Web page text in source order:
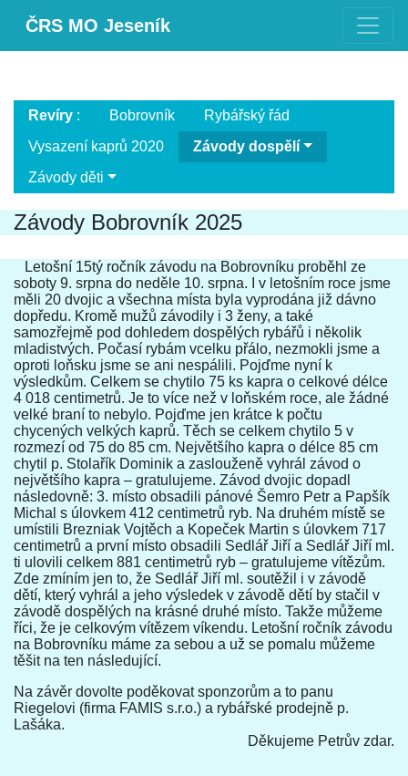
ČRS MO Jeseník
Revíry : Bobrovník
Rybářský řád
Vysazení kaprů 2020
Závody dospělí
Závody děti
Závody Bobrovník 2025
Letošní 15tý ročník závodu na Bobrovníku proběhl ze
soboty 9. srpna do neděle 10. srpna. I v letošním roce jsme
měli 20 dvojic a všechna místa byla vyprodána již dávno
dopředu. Kromě mužů závodily i 3 ženy, a také
samozřejmě pod dohledem dospělých rybářů i několik
mladistvých. Počasí rybám vcelku přálo, nezmokli jsme a
oproti loňsku jsme se ani nespálili. Pojďme nyní k
výsledkům. Celkem se chytilo 75 ks kapra o celkové délce
4 018 centimetrů. Je to více než v loňském roce, ale žádné
velké braní to nebylo. Pojďme jen krátce k počtu
chycených velkých kaprů. Těch se celkem chytilo 5 v
rozmezí od 75 do 85 cm. Největšího kapra o délce 85 cm
chytil p. Stolařík Dominik a zaslouženě vyhrál závod o
největšího kapra – gratulujeme. Závod dvojic dopadl
následovně: 3. místo obsadili pánové Šemro Petr a Papšík
Michal s úlovkem 412 centimetrů ryb. Na druhém místě se
umístili Brezniak Vojtěch a Kopeček Martin s úlovkem 717
centimetrů a první místo obsadili Sedlář Jiří a Sedlář Jiří ml.
ti ulovili celkem 881 centimetrů ryb – gratulujeme vítězům.
Zde zmíním jen to, že Sedlář Jiří ml. soutěžil i v závodě
dětí, který vyhrál a jeho výsledek v závodě dětí by stačil v
závodě dospělých na krásné druhé místo. Takže můžeme
říci, že je celkovým vítězem víkendu. Letošní ročník závodu
na Bobrovníku máme za sebou a už se pomalu můžeme
těšit na ten následující.
Na závěr dovolte poděkovat sponzorům a to panu
Riegelovi (firma FAMIS s.r.o.) a rybářské prodejně p.
Lašáka.
Děkujeme Petrův zdar.